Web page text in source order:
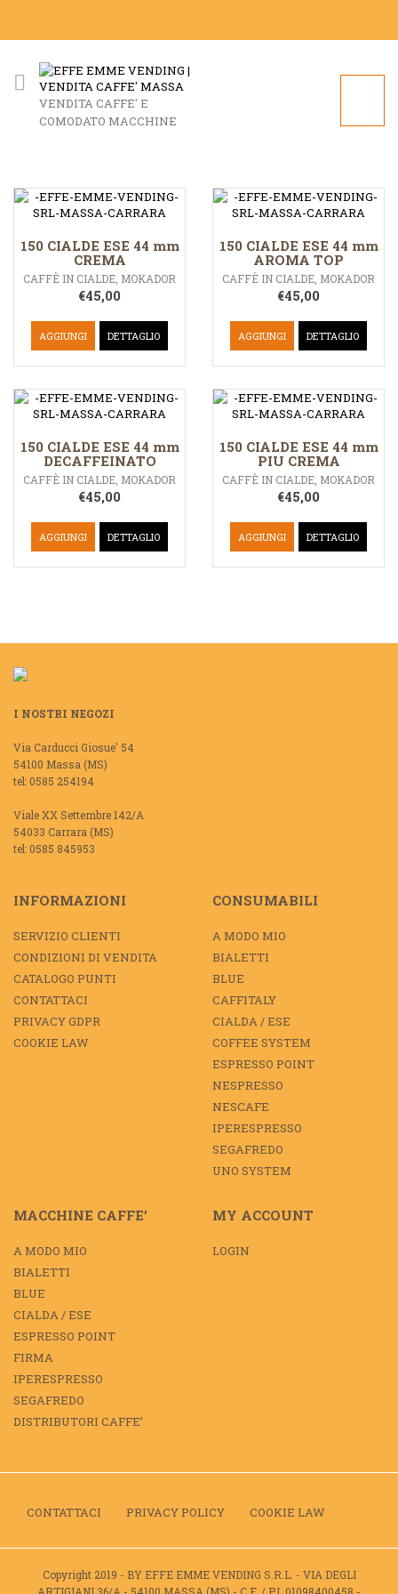
VENDITA CAFFE' E
COMODATO MACCHINE
150 CIALDE ESE 44 mm
CREMA
CAFFÈ IN CIALDE MOKADOR
€45,00
AGGIUNGI DETTAGLIO
150 CIALDE ESE 44 mm
AROMA TOP
CAFFÈ IN CIALDE MOKADOR
€45,00
AGGIUNGI DETTAGLIO
150 CIALDE ESE 44 mm
DECAFFEINATO
CAFFÈ IN CIALDE MOKADOR
€45,00
AGGIUNGI DETTAGLIO
150 CIALDE ESE 44 mm
PIU CREMA
CAFFÈ IN CIALDE MOKADOR
€45,00
AGGIUNGI DETTAGLIO
I NOSTRI NEGOZI
Via Carducci Giosue' 54
54100 Massa (MS)
tel: 0585 254194
Viale XX Settembre 142/A
54033 Carrara (MS)
tel: 0585 845953
INFORMAZIONI
SERVIZIO CLIENTI
CONDIZIONI DI VENDITA
CATALOGO PUNTI
CONTATTACI
PRIVACY GDPR
COOKIE LAW
CONSUMABILI
A MODO MIO
BIALETTI
BLUE
CAFFITALY
CIALDA / ESE
COFFEE SYSTEM
ESPRESSO POINT
NESPRESSO
NESCAFE
IPERESPRESSO
SEGAFREDO
UNO SYSTEM
MACCHINE CAFFE’
A MODO MIO
BIALETTI
BLUE
CIALDA / ESE
ESPRESSO POINT
FIRMA
IPERESPRESSO
SEGAFREDO
DISTRIBUTORI CAFFE’
MY ACCOUNT
LOGIN
CONTATTACI PRIVACY POLICY COOKIE LAW
Copyright 2019 - BY EFFE EMME VENDING S.R.L. - VIA DEGLI